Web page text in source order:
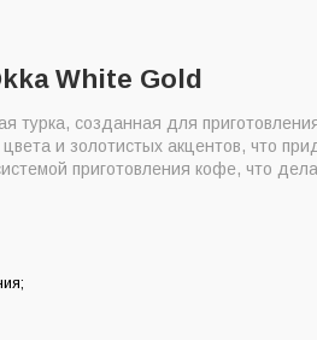
White Gold
турка, созданная для
и золотистых акцентов, что
приготовления кофе, что